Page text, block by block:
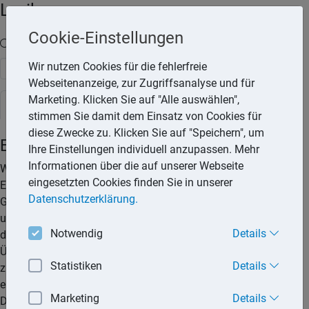
Lexika
Volltext-Suche in den Lexika
Suchen
Steuerlexikon
Einkunfsermittlung
Wie Einkünfte zu ermitteln sind, ist von der jeweiligen
Einkunftsart abhängig. So sind die Erträge aus den
Gewinneinkünften (hierzu gehören die Einkünfte aus Land-
und Forstwirtschaft, die Einkünfte aus Gewerbebetrieb und
die Einkünfte aus selbständiger Arbeit) nach der Einnahmen-/
Überschussrechnung oder dem Betriebsvermögensvergleich
zu ermitteln. Bei Einkünften aus Land- und Forstwirtschaft
erfolgt in den meisten Fällen die Gewinnermittlung nach
Durchschnittssätzen.
Cookie-Einstellungen
Wir nutzen Cookies für die fehlerfreie
Webseitenanzeige, zur Zugriffsanalyse und für
Marketing. Klicken Sie auf "Alle auswählen",
stimmen Sie damit dem Einsatz von Cookies für
diese Zwecke zu. Klicken Sie auf "Speichern", um
Ihre Einstellungen individuell anzupassen. Mehr
Informationen über die auf unserer Webseite
eingesetzten Cookies finden Sie in unserer
Datenschutzerklärung.
Notwendig Details
Statistiken Details
Marketing Details